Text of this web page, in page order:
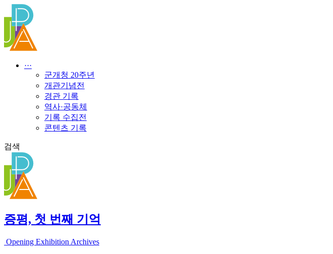
텐
로
건
···
군개청 20주년
개관기념전
경관 기록
역사·공동체
기록 수집전
콘텐츠 기록
검색
증평, 첫 번째 기억
Opening Exhibition Archives